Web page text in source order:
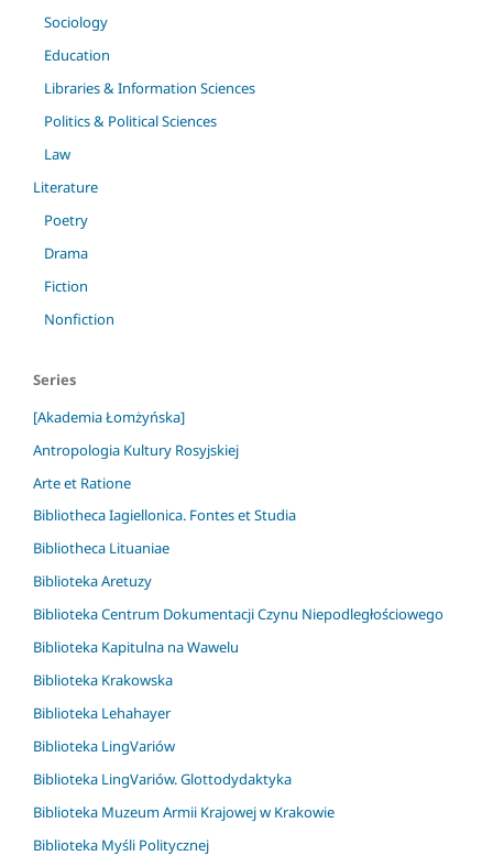
Sociology
Education
Libraries & Information Sciences
Politics & Political Sciences
Law
Literature
Poetry
Drama
Fiction
Nonfiction
Series
[Akademia Łomżyńska]
Antropologia Kultury Rosyjskiej
Arte et Ratione
Bibliotheca Iagiellonica. Fontes et Studia
Bibliotheca Lituaniae
Biblioteka Aretuzy
Biblioteka Centrum Dokumentacji Czynu Niepodległościowego
Biblioteka Kapitulna na Wawelu
Biblioteka Krakowska
Biblioteka Lehahayer
Biblioteka LingVariów
Biblioteka LingVariów. Glottodydaktyka
Biblioteka Muzeum Armii Krajowej w Krakowie
Biblioteka Myśli Politycznej